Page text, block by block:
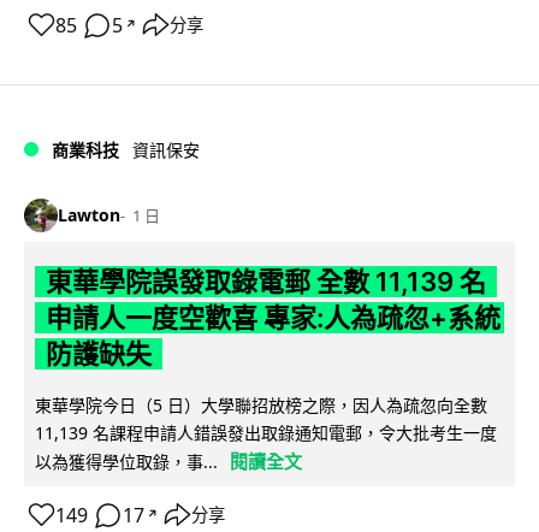
85 5 ↗ 分享
商業科技 資訊保安
Lawton 1 日
東華學院誤發取錄電郵 全數 11,139 名
申請人一度空歡喜 專家:人為疏忽+系統
防護缺失
東華學院今日（5 日）大學聯招放榜之際，因人為疏忽向全數
11,139 名課程申請人錯誤發出取錄通知電郵，令大批考生一度
以為獲得學位取錄，事...
閱讀全文
149 17 ↗ 分享